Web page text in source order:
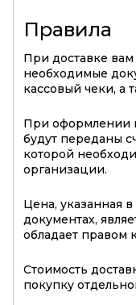
Правила
При доставке
необходимые
кассовый чеки, а
При оформлении
будут переданы
которой
организации.
Цена, указанная
документах,
обладает правом
Стоимость
покупку